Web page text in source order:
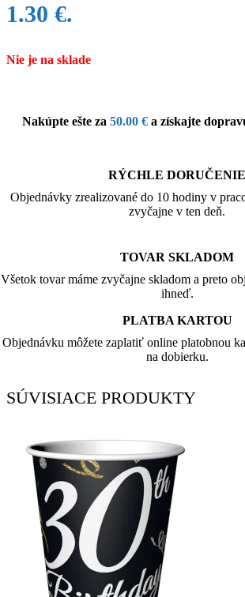
1.30 €.
Nie je na sklade
Nakúpte ešte za 50.00 € a získajte
RÝCHLE DORUČENIE
Objednávky zrealizované do 10 hodiny v
zvyčajne v ten deň.
TOVAR SKLADOM
Všetok tovar máme zvyčajne skladom a preto
ihneď.
PLATBA KARTOU
Objednávku môžete zaplatiť online platobnou
na dobierku.
SÚVISIACE PRODUKTY